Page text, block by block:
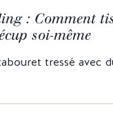
: Comment
soi-même
tressé avec